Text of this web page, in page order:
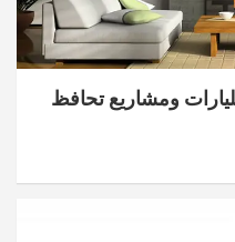
ومشاريع تحافظ